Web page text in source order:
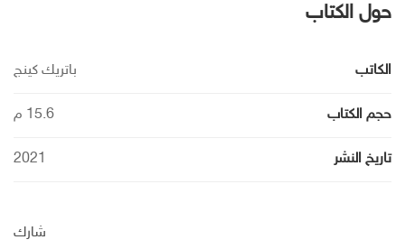
حول الكتاب
الكاتب باتريك كينج
حجم الكتاب 15.6 م
تاريخ النشر 2021
شارك